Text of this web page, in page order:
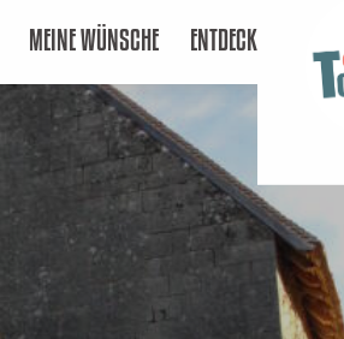
MEINE WÜNSCHE ENTDECKEN